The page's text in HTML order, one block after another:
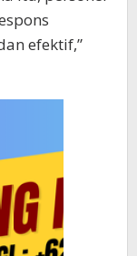
efektif,”